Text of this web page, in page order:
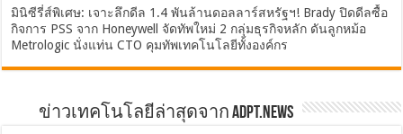
มินิซีรี่ส์พิเศษ: เจาะลึกดีล 1.4 พันล้านดอลลาร์สหรัฐฯ! Brady ปิดดีลซื้อ
กิจการ PSS จาก Honeywell จัดทัพใหม่ 2 กลุ่มธุรกิจหลัก ดันลูกหม้อ
Metrologic นั่งแท่น CTO คุมทัพเทคโนโลยีทั้งองค์กร
ข่าวเทคโนโลยีล่าสุดจาก ADPT.news